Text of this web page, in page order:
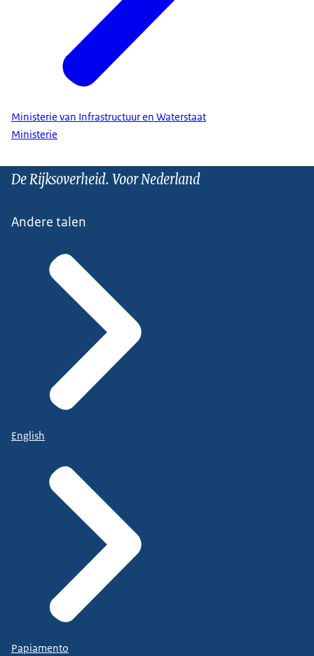
Ministerie van Infrastructuur en Waterstaat
Ministerie
De Rijksoverheid. Voor Nederland
Andere talen
English
Papiamento